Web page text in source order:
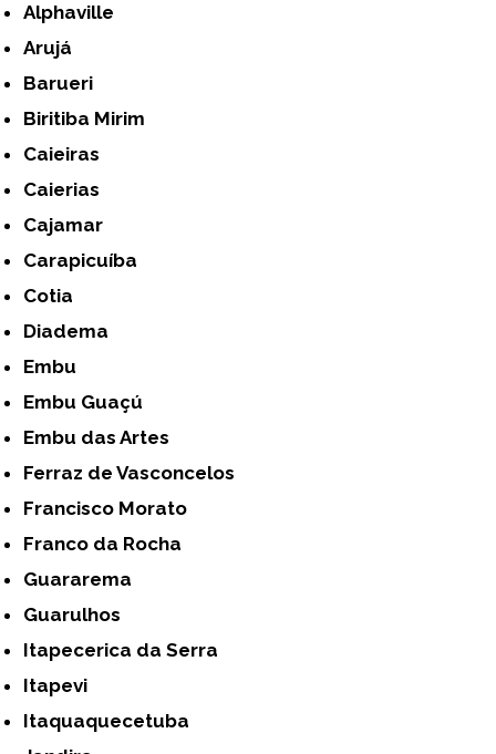
Alphaville
Arujá
Barueri
Biritiba Mirim
Caieiras
Caierias
Cajamar
Carapicuíba
Cotia
Diadema
Embu
Embu Guaçú
Embu das Artes
Ferraz de Vasconcelos
Francisco Morato
Franco da Rocha
Guararema
Guarulhos
Itapecerica da Serra
Itapevi
Itaquaquecetuba